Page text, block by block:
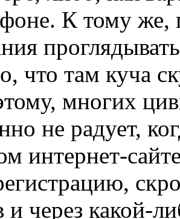
К тому
что там куча
многих
не радует,
интернет-
и через какой-